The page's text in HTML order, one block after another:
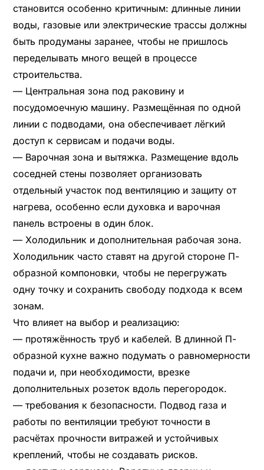
становится особенно критичным: длинные линии
воды, газовые или электрические трассы должны
быть продуманы заранее, чтобы не пришлось
переделывать много вещей в процессе
строительства.
— Центральная зона под раковину и
посудомоечную машину. Размещённая по одной
линии с подводами, она обеспечивает лёгкий
доступ к сервисам и подачи воды.
— Варочная зона и вытяжка. Размещение вдоль
соседней стены позволяет организовать
отдельный участок под вентиляцию и защиту от
нагрева, особенно если духовка и варочная
панель встроены в один блок.
— Холодильник и дополнительная рабочая зона.
Холодильник часто ставят на другой стороне П-
образной компоновки, чтобы не перегружать
одну точку и сохранить свободу подхода к всем
зонам.
Что влияет на выбор и реализацию:
— протяжённость труб и кабелей. В длинной П-
образной кухне важно подумать о равномерности
подачи и, при необходимости, врезке
дополнительных розеток вдоль перегородок.
— требования к безопасности. Подвод газа и
работы по вентиляции требуют точности в
расчётах прочности витражей и устойчивых
креплений, чтобы не создавать рисков.